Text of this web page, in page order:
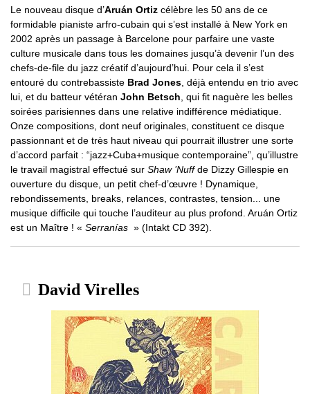
Le nouveau disque d’Aruán Ortiz célèbre les 50 ans de ce
formidable pianiste arfro-cubain qui s’est installé à New York en
2002 après un passage à Barcelone pour parfaire une vaste
culture musicale dans tous les domaines jusqu’à devenir l’un des
chefs-de-file du jazz créatif d’aujourd’hui. Pour cela il s’est
entouré du contrebassiste Brad Jones , déjà entendu en trio avec
lui, et du batteur vétéran John Betsch , qui fit naguère les belles
soirées parisiennes dans une relative indifférence médiatique.
Onze compositions, dont neuf originales, constituent ce disque
passionnant et de très haut niveau qui pourrait illustrer une sorte
d’accord parfait : “jazz+Cuba+musique contemporaine”, qu’illustre
le travail magistral effectué sur Shaw ’Nuffde Dizzy Gillespie en
ouverture du disque, un petit chef-d’œuvre ! Dynamique,
rebondissements, breaks, relances, contrastes, tension... une
musique difficile qui touche l’auditeur au plus profond. Aruán Ortiz
est un Maître ! « Serranías » (Intakt CD 392).
David Virelles